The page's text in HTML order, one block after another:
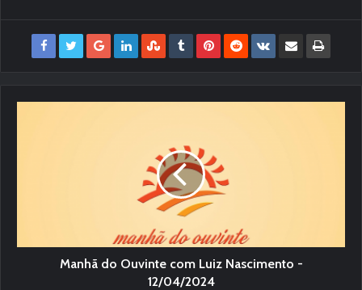
Manhã do Ouvinte com Luiz Nascimento -
12/04/2024